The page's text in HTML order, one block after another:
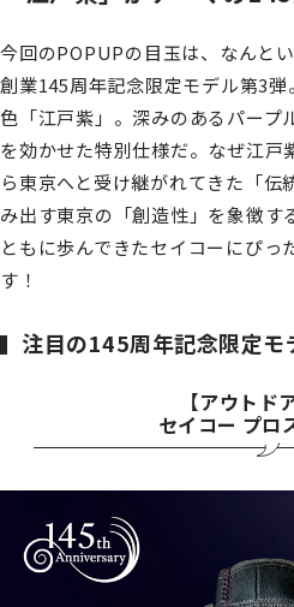
今回のPOPUPの目玉は、なんと
創業145周年記念限定モデル第3
色「江戸紫」。深みのあるパープ
を効かせた特別仕様だ。なぜ江
ら東京へと受け継がれてきた「伝
み出す東京の「創造性」を象徴す
ともに歩んできたセイコーにぴっ
す！
注目の145周年記念限定モ
【アウトド
セイコー プロ